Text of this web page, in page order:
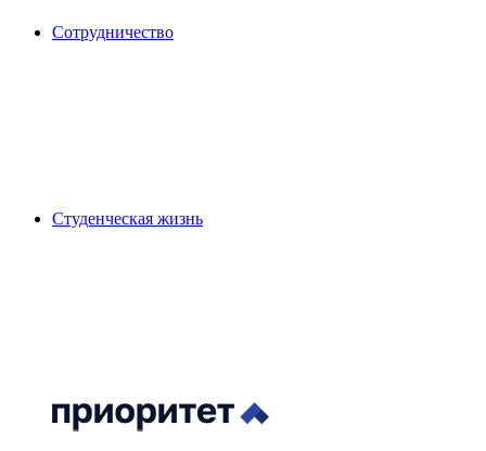
Сотрудничество
Студенческая жизнь